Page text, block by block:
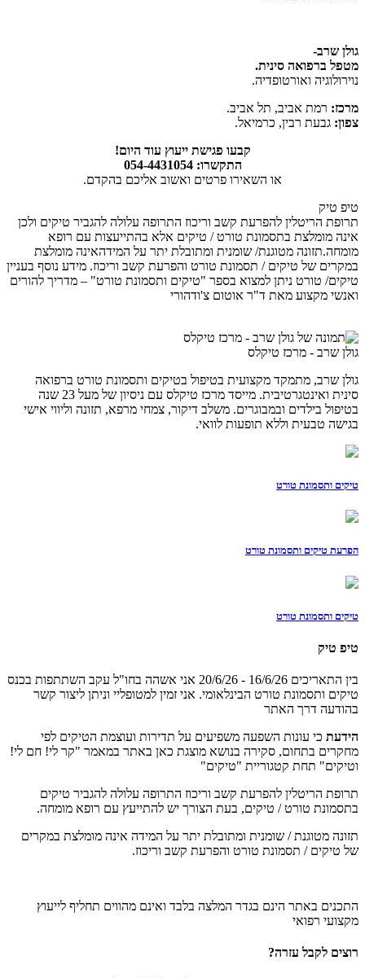
גולן שרב-
מטפל ברפואה סינית.
נוירולוגיה ואורטופדיה.
מרכז: רמת אביב, תל אביב.
צפון: גבעת רבין, כרמיאל.
קבעו פגישת ייעוץ עוד היום!
התקשרו: 054-4431054
או השאירו פרטים ואשוב אליכם בהקדם.
טיפ טיק
תרופת הריטלין להפרעת קשב וריכוז התרופה עלולה להגביר טיקים ולכן
אינה מומלצת בתסמונת טורט / טיקים אלא בהתייעצות עם רופא
מומחה.תזונה מטוגנת/ שומנית ומתובלת יתר על המידהאינה מומלצת
במקרים של טיקים / תסמונת טורט והפרעת קשב וריכוז. מידע נוסף בעניין
טיקים/ טורט ניתן למצוא בספר "טיקים ותסמונת טורט" – מדריך להורים
ואנשי מקצוע מאת ד"ר אוטום צ'ודהורי
גולן שרב - מרכז טיקלס
גולן שרב, מתמקד מקצועית בטיפול בטיקים ותסמונת טורט ברפואה
סינית ואינטגרטיבית. מייסד מרכז טיקלס עם ניסיון של מעל 23 שנה
בטיפול בילדים ובמבוגרים. משלב דיקור, צמחי מרפא, תזונה וליווי אישי
בגישה טבעית וללא תופעות לוואי.
טיקים ותסמונת טורט
הפרעת טיקים ותסמונת טורט
טיקים ותסמונת טורט
טיפ טיק
בין התאריכים 16/6/26 - 20/6/26 אני אשהה בחו"ל עקב השתתפות בכנס
טיקים ותסמונת טורט הבינלאומי. אני זמין למטופליי וניתן ליצור קשר
בהודעה דרך האתר
הידעת כי עונות השפעה משפיעים על תדירות ועוצמת הטיקים לפי
מחקרים בתחום, סקירה בנושא מוצגת כאן באתר במאמר "קר לי! חם לי!
וטיקים" תחת קטגוריית "טיקים"
תרופת הריטלין להפרעת קשב וריכוז התרופה עלולה להגביר טיקים
בתסמונת טורט / טיקים, בעת הצורך יש להתייעץ עם רופא מומחה.
תזונה מטוגנת / שומנית ומתובלת יתר על המידה אינה מומלצת במקרים
של טיקים / תסמונת טורט והפרעת קשב וריכוז.
התכנים באתר הינם בגדר המלצה בלבד ואינם מהווים תחליף לייעוץ
מקצועי רפואי
רוצים לקבל עזרה?